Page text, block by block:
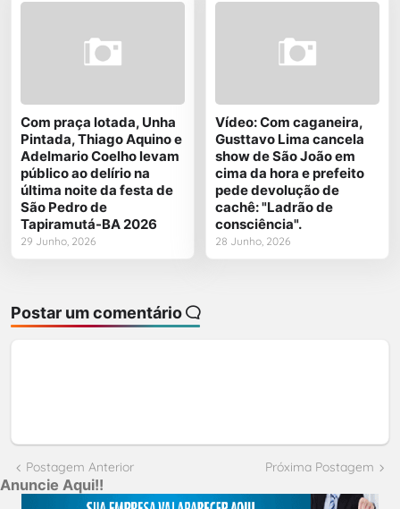
Com praça lotada, Unha
Pintada, Thiago Aquino e
Adelmario Coelho levam
público ao delírio na
última noite da festa de
São Pedro de
Tapiramutá-BA 2026
29 Junho, 2026
Vídeo: Com caganeira,
Gusttavo Lima cancela
show de São João em
cima da hora e prefeito
pede devolução de
cachê: "Ladrão de
consciência".
28 Junho, 2026
Postar um comentário
Postagem Anterior Próxima Postagem
Anuncie Aqui!!